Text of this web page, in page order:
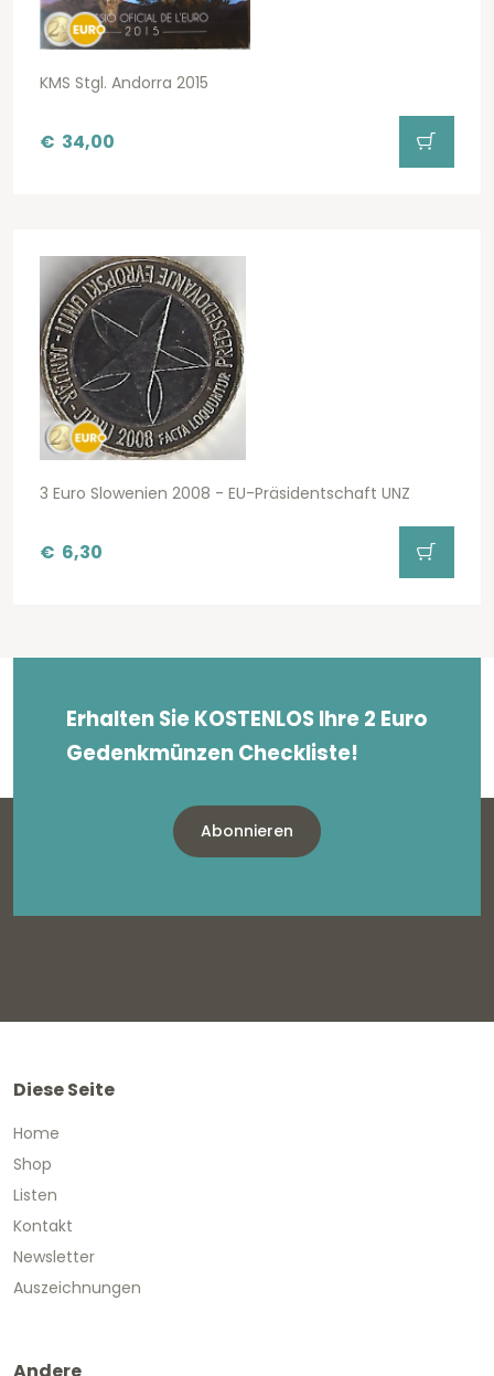
KMS Stgl. Andorra 2015
€ 34,00
3 Euro Slowenien 2008 - EU-Präsidentschaft UNZ
€ 6,30
Erhalten Sie KOSTENLOS Ihre 2 Euro
Gedenkmünzen Checkliste!
Abonnieren
Diese Seite
Home
Shop
Listen
Kontakt
Newsletter
Auszeichnungen